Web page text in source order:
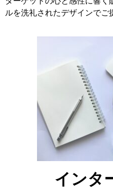
ルを洗礼されたデザインでご
インタ